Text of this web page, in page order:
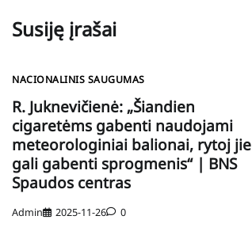
įrašų
Susiję įrašai
NACIONALINIS SAUGUMAS
R. Juknevičienė: „Šiandien
cigaretėms gabenti naudojami
meteorologiniai balionai, rytoj jie
gali gabenti sprogmenis“ | BNS
Spaudos centras
Admin 2025-11-26 0